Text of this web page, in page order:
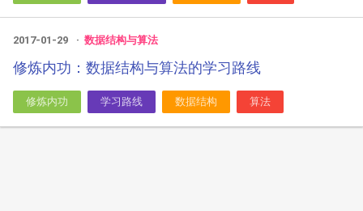
2017-01-29 数据结构与算法
修炼内功：数据结构与算法的学习路线
修炼内功 学习路线 数据结构 算法